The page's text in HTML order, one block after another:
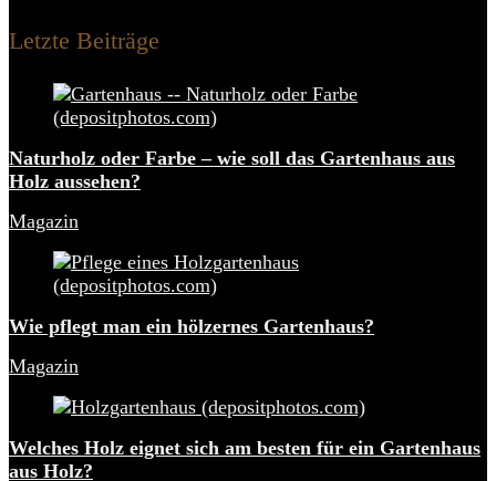
Letzte Beiträge
Naturholz oder Farbe – wie soll das Gartenhaus aus
Holz aussehen?
Magazin
Wie pflegt man ein hölzernes Gartenhaus?
Magazin
Welches Holz eignet sich am besten für ein Gartenhaus
aus Holz?